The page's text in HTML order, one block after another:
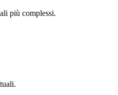
più complessi.